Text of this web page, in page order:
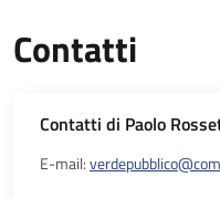
Contatti
Contatti di Paolo
E-mail: